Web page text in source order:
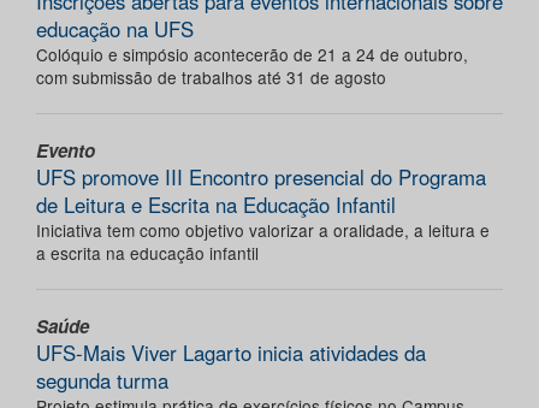
educação na UFS
Colóquio e simpósio acontecerão de 21 a 24 de outubro,
com submissão de trabalhos até 31 de agosto
Evento
UFS promove III Encontro presencial do Programa
de Leitura e Escrita na Educação Infantil
Iniciativa tem como objetivo valorizar a oralidade, a leitura e
a escrita na educação infantil
Saúde
UFS-Mais Viver Lagarto inicia atividades da
segunda turma